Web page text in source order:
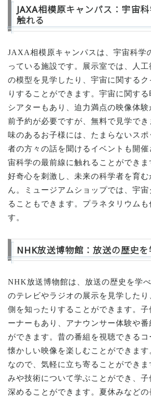
JAXA相模原キャンパス：宇宙
触れる
JAXA相模原キャンパスは、宇宙科学
っている施設です。展示室では、人工
の模型を見学したり、宇宙に関するク
りすることができます。宇宙に関す
シアターもあり、迫力満点の映像体
前予約が必要ですが、無料で見学で
味のあるお子様には、たまらないス
者の方々の話を聞けるイベントも開
宙科学の最前線に触れることができ
好奇心を刺激し、未来の科学者を育
ん。ミュージアムショップでは、宇
ることもできます。プラネタリウムも
す。
NHK放送博物館：放送の歴史を
NHK放送博物館は、放送の歴史を学
のテレビやラジオの展示を見学したり
側を知ったりすることができます。子
ーナーもあり、アナウンサー体験や
ができます。昔の番組を視聴できるコ
懐かしい映像を楽しむことができま
なので、気軽に立ち寄ることができま
みや技術について学ぶことができ、子
深めることができます。夏休みなどの